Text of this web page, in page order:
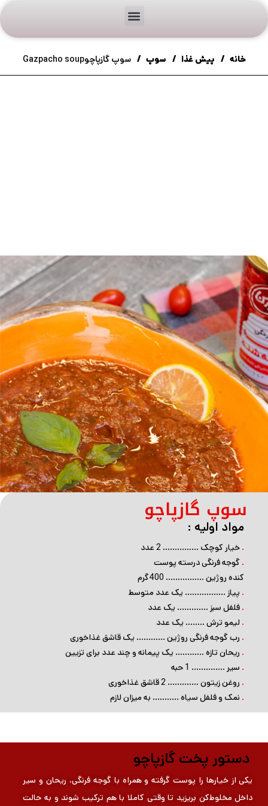
خانه پیش غذا سوپ سوپ گازپاچوGazpacho soup
سوپ گازپاچو
مواد اولیه :
. خیار کوچک …………… 2 عدد
. گوجه فرنگی درسته پوست
کنده روژین ……………. 400گرم
. پیاز …………….. یک عدد متوسط
. فلفل سبز …………. یک عدد
. لیمو ترش …….. یک عدد
. رب گوجه فرنگی روژین ………… یک قاشق غذاخوری
. ریحان تازه ………… یک پیمانه و چند عدد برای تزیین
. سیر ………….. 1 حبه
. روغن زیتون …………. 2 قاشق غذاخوری
. نمک و فلفل سیاه ……….. به میزان لازم
دستور پخت گازپاچو
یکی از خیارها را پوست گرفته و همراه با گوجه فرنگی، ریحان و سیر
داخل مخلوط‌کن بریزید تا وقتی کاملا با هم ترکیب شوند و به حالت